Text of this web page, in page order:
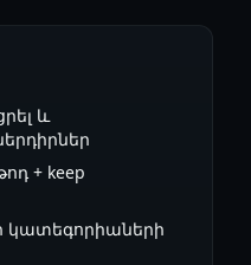
և
+ keep
կատեգորիաների